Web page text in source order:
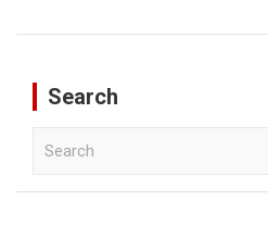
Search